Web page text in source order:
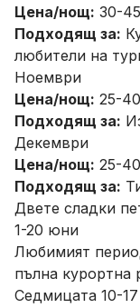
Цена/нощ: 30-
Подходящ за:
любители на
Ноември
Цена/нощ: 25-
Подходящ за:
Декември
Цена/нощ: 25-
Подходящ за:
Двете сладки
1-20 юни
Любимият
пълна курортна
Седмицата 10-